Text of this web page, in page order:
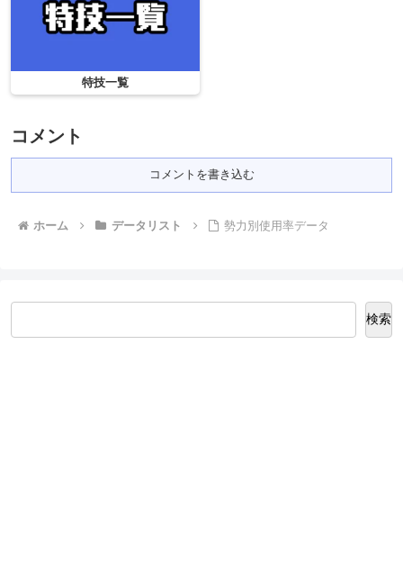
特技一覧
コメント
コメントを書き込む
ホーム データリスト 勢力別使用率データ
検索